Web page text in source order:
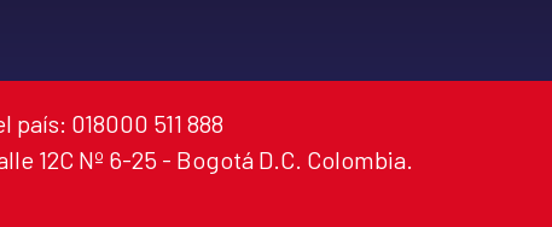
018000 511 888
12C Nº 6-25 - Bogotá D.C. Colombia.